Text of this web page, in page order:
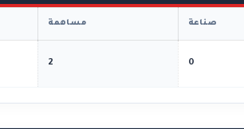
صناعة مساهمة
0
2